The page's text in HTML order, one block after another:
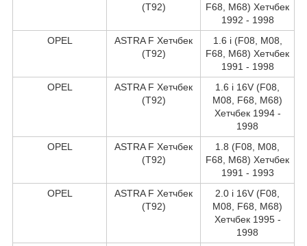
(T92)
F68, M68) Хетчбек
1992 - 1998
OPEL
ASTRA F Хетчбек
(T92)
1.6 i (F08, M08,
F68, M68) Хетчбек
1991 - 1998
OPEL
ASTRA F Хетчбек
(T92)
1.6 i 16V (F08,
M08, F68, M68)
Хетчбек 1994 -
1998
OPEL
ASTRA F Хетчбек
(T92)
1.8 (F08, M08,
F68, M68) Хетчбек
1991 - 1993
OPEL
ASTRA F Хетчбек
(T92)
2.0 i 16V (F08,
M08, F68, M68)
Хетчбек 1995 -
1998